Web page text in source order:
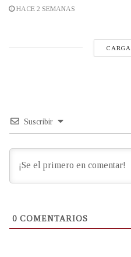
HACE 2 SEMANAS
Suscribir
0 COMENTARIOS